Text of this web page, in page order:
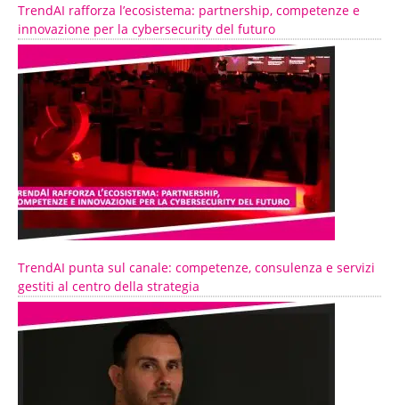
TrendAI rafforza l’ecosistema: partnership, competenze e
innovazione per la cybersecurity del futuro
TrendAI punta sul canale: competenze, consulenza e servizi
gestiti al centro della strategia